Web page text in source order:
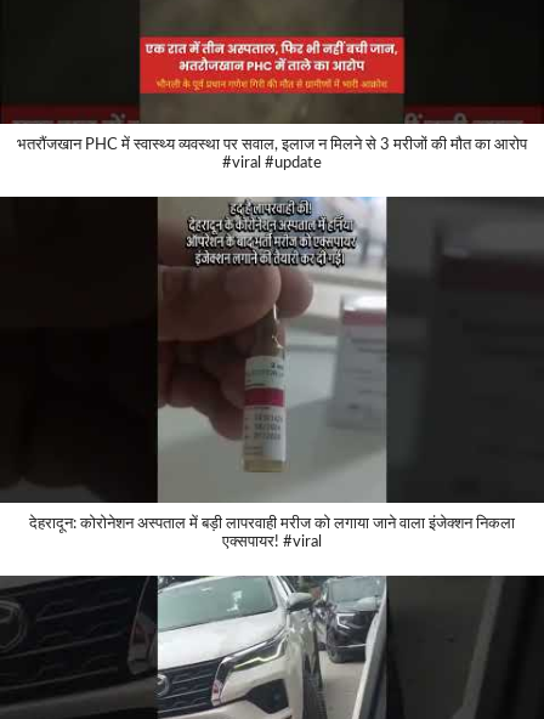
भतरौंजखान PHC में स्वास्थ्य व्यवस्था पर सवाल, इलाज न मिलने से 3 मरीजों की मौत का आरोप
#viral #update
देहरादून: कोरोनेशन अस्पताल में बड़ी लापरवाही मरीज को लगाया जाने वाला इंजेक्शन निकला
एक्सपायर! #viral